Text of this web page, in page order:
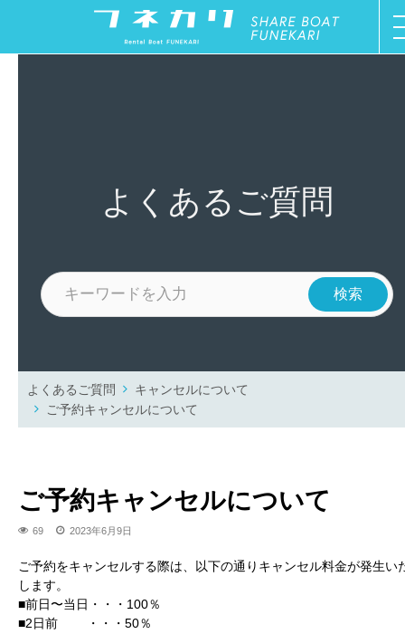
停船場一覧
新着情報
お問い合わせ
よくあるご質問
よくあるご質問
キャンセルについて
ご予約キャンセルについて
ご予約キャンセルについて
69 2023年6月9日
ご予約をキャンセルする際は、以下の通りキャンセル料金が発生い
します。
■前日〜当日・・・100％
■2日前 ・・・50％